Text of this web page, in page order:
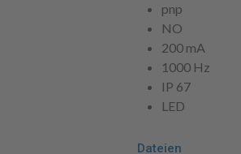
pnp
NO
200 mA
1000 Hz
IP 67
LED
Dateien